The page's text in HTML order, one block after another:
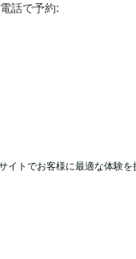
話で予約:
イトでお客様に最適な体験